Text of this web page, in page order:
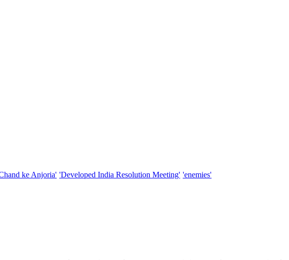
ke Anjoria' 'Developed India Resolution Meeting' 'enemies'